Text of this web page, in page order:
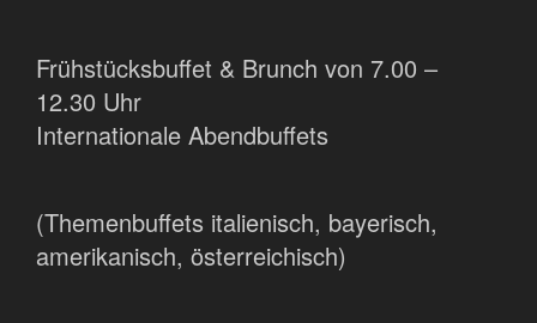
Frühstücksbuffet & Brunch von 7.00 –
12.30 Uhr
Internationale Abendbuffets
(Themenbuffets italienisch, bayerisch,
amerikanisch, österreichisch)